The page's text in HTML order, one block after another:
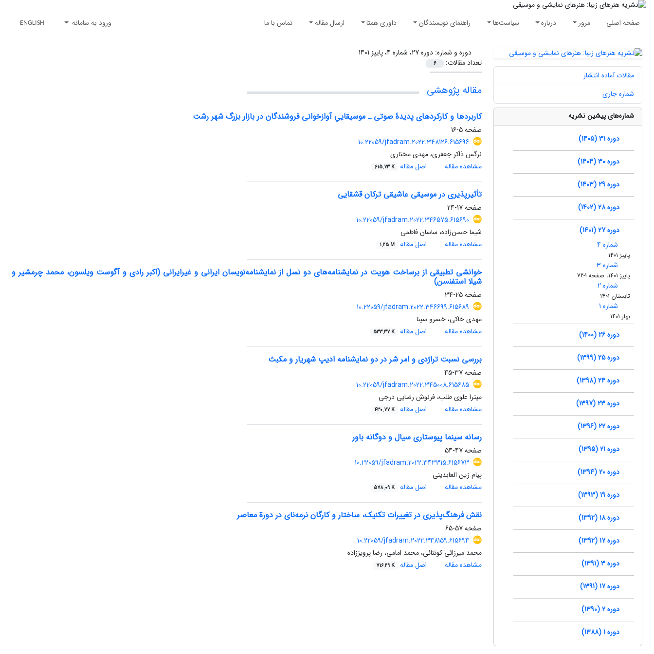
صفحه اصلی مرور درباره سیاست‌ها راهنمای نویسندگان داوری همتا ارسال مقاله تماس با ما ورود به سامانه ENGLISH
دوره و شماره:دوره 27، شماره 4، پاییز 1401
تعداد مقالات:
6
مقاله پژوهشی
کاربردها و کارکردهای پدیدۀ صوتی ـ موسیقاییِ آوازخوانی فروشندگان در بازار بزرگ شهر رشت
صفحه5-16
10.22059/jfadram.2022.348126.615696
نرگس ذاکر جعفری، مهدی مختاری
مشاهده مقاله
اصل مقاله 615.73 K
تأثیرپذیری در موسیقی عاشیقی ترکان قشقایی
صفحه17-24
10.22059/jfadram.2022.346575.615690
شیما حسن‌زاده، ساسان فاطمی
مشاهده مقاله
اصل مقاله 1.25 M
خوانشی تطبیقی از برساخت هویت در نمایشنامه‌های دو نسل از نمایشنامه‌نویسان ایرانی و غیرایرانی (اکبر رادی و آگوست ویلسون، محمد چرمشیر و
شیلا استفنسن)
صفحه25-34
10.22059/jfadram.2022.346699.615689
مهدی خاکی، خسرو سینا
مشاهده مقاله
اصل مقاله 533.37 K
بررسی نسبت تراژدی و امر شر در دو نمایشنامه‌ ادیپ شهریار و مکبث
صفحه37-45
10.22059/jfadram.2022.345008.615685
میترا علوی طلب، فرنوش رضایی درجی
مشاهده مقاله
اصل مقاله 430.77 K
رسانه سینما پیوستاری سیال و دوگانه باور
صفحه47-54
10.22059/jfadram.2022.343315.615673
پیام زین العابدینی
مشاهده مقاله
اصل مقاله 578.09 K
نقش فرهنگ‌پذیری در تغییرات تکنیک، ‌ساختار و کارگان نرمه‌نای در دورة معاصر
صفحه57-65
10.22059/jfadram.2022.348159.615694
محمد میرزائی کوتنائی، محمد امامی، رضا پرویززاده
مشاهده مقاله
اصل مقاله 716.29 K
مقالات آماده انتشار
شماره جاری
شماره‌های پیشین نشریه
دوره 31 (1405)
دوره 30 (1404)
دوره 29 (1403)
دوره 28 (1402)
دوره 27 (1401)
شماره 4
پاییز 1401
شماره 3
پاییز 1401، صفحه 1-72
شماره 2
تابستان 1401
شماره 1
بهار 1401
دوره 26 (1400)
دوره 25 (1399)
دوره 24 (1398)
دوره 23 (1397)
دوره 22 (1396)
دوره 21 (1395)
دوره 20 (1394)
دوره 19 (1393)
دوره 18 (1392)
دوره 17 (1392)
دوره 3 (1391)
دوره 17 (1391)
دوره 2 (1390)
دوره 1 (1388)